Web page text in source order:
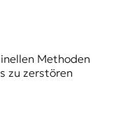
Methoden
zu zerstören